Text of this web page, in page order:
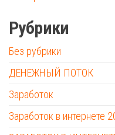
Рубрики
Без рубрики
ДЕНЕЖНЫЙ ПОТОК
Заработок
Заработок в интернете